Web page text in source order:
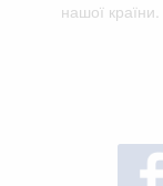
нашої країни.